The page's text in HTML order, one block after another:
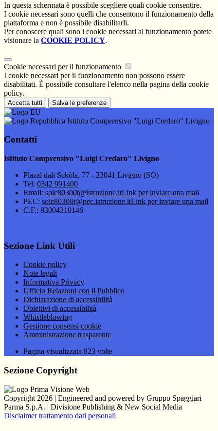
In questa schermata è possibile scegliere quali cookie consentire.
I cookie necessari sono quelli che consentono il funzionamento della
piattaforma e non è possibile disabilitarli.
Per conoscere quali sono i cookie necessari al funzionamento potete
visionare la COOKIE POLICY.
Cookie necessari per il funzionamento
I cookie necessari per il funzionamento non possono essere
disabilitati. È possibile consultare l'elenco nella pagina della cookie
policy.
Accetta tutti Salva le preferenze
Istituto Comprensivo "Luigi Credaro" Livigno
Contatti
Istituto Comprensivo "Luigi Credaro" Livigno
Plazal dali Sckòla, 77 - 23041 Livigno (SO)
Tel: 0342 991400
Email: soic80300t@istruzione.itLink per inviare una mail
PEC: soic80300t@pec.istruzione.itLink per inviare una mail
C.F.: 83004310146
Sezione Link Utili
Cookie policy
Note legali
Informativa Privacy
Ufficio Relazioni con il Pubblico
Dichiarazione di accessibilità
Obiettivi di accessibilità
Whistleblowing
Gestione consensi cookie
Amministrazione trasparente
Pagina visualizzata 823 volte
Sezione Copyright
Copyright 2026 | Engineered and powered by Gruppo Spaggiari
Parma S.p.A. | Divisione Publishing & New Social Media
Disclaimer trattamento dati personali